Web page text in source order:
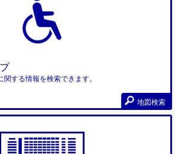
する情報を検索できます。
地図検索